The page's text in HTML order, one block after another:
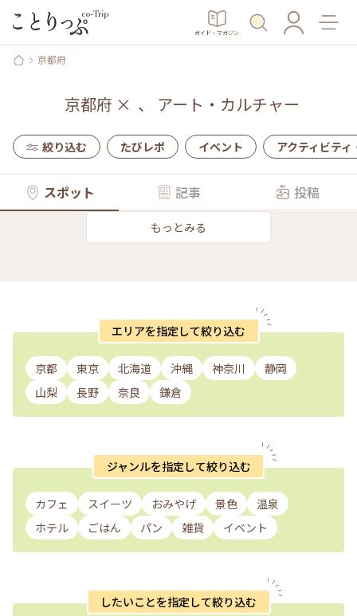
ガイド・マガジン
京都府
京都府 × 、 アート・カルチャー
絞り込む たびレポ イベント アクティビティ
スポット 記事 投稿
もっとみる
エリアを指定して絞り込む
京都 東京 北海道 沖縄 神奈川
静岡
山梨
長野 奈良 鎌倉
ジャンルを指定して絞り込む
カフェ スイーツ おみやげ 景色
温泉
ホテル
ごはん パン 雑貨 イベント
したいことを指定して絞り込む